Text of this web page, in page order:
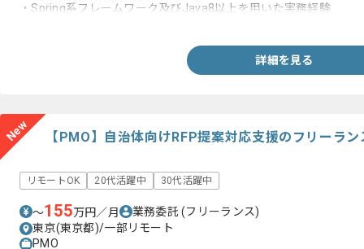
・Spring系フレームワーク及びJava8以上を用いた実務経験
詳細を見る
New 【PMO】自治体向けRFP提案対応支援のフリーラ
リモートOK 20代活躍中 30代活躍中
〜155万円／月 業務委託(フリーランス)
東京(東京都)/一部リモート
PMO